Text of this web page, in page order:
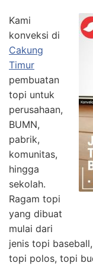
Kami
konveksi di
Cakung
Timur
pembuatan
topi untuk
perusahaan,
BUMN,
pabrik,
komunitas,
hingga
sekolah.
Ragam topi
yang dibuat
mulai dari
jenis topi
topi polos, topi